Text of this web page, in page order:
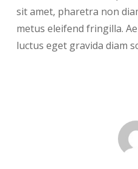
sit amet, pharetra non
metus eleifend fringilla.
luctus eget gravida diam